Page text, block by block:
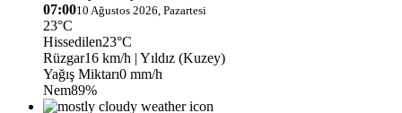
07:0010 Ağustos 2026, Pazartesi
23°C
Hissedilen23°C
Rüzgar16 km/h | Yıldız (Kuzey)
Yağış Miktarı0 mm/h
Nem89%